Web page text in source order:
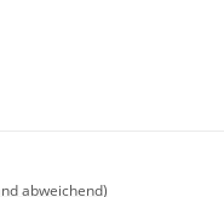
abweichend)